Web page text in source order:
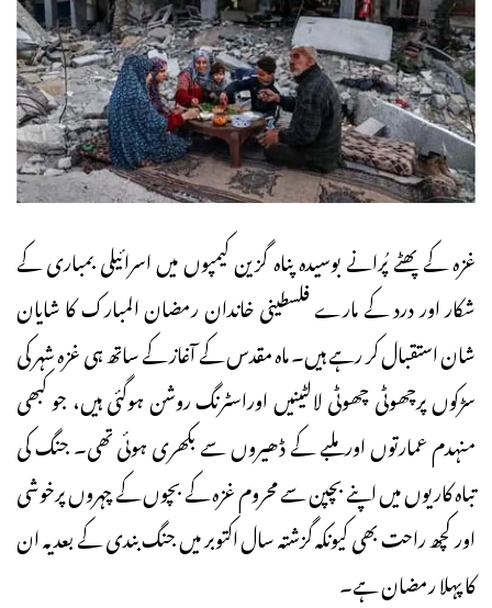
غزہ کے پھٹے پُرانے بوسیدہ پناہ گزین کیمپوں میں اسرائیلی بمباری کے
شکار اور درد کے مارے فلسطینی خاندان رمضان المبارک کا شایان
شان استقبال کر رہے ہیں۔ ماہ مقدس کے آغاز کے ساتھ ہی غزہ شہر کی
سڑکوں پرچھوٹی چھوٹی لالٹینیں اوراسٹرنگ روشن ہوگئی ہیں، جو کبھی
منہدم عمارتوں اور ملبے کے ڈھیروں سے بکھری ہوئی تھی۔ جنگ کی
تباہ کاریوں میں اپنے بچپن سے محروم غزہ کے بچوں کے چہروں پرخوشی
اور کچھ راحت بھی کیونکہ گزشتہ سال اکتوبر میں جنگ بندی کے بعد یہ ان
کا پہلا رمضان ہے۔